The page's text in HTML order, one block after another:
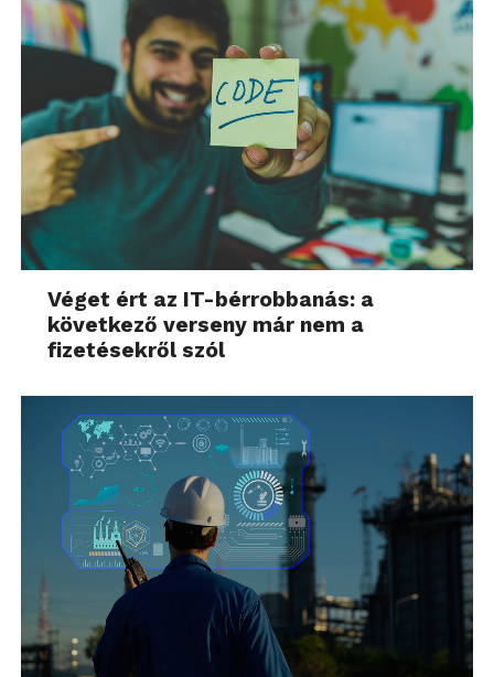
Véget ért az IT-bérrobbanás: a
következő verseny már nem a
fizetésekről szól